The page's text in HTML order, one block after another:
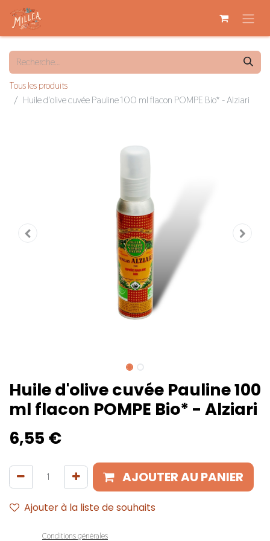
Tous les produits
Huile d'olive cuvée Pauline 100 ml flacon POMPE Bio* - Alziari
Huile d'olive cuvée Pauline 100
ml flacon POMPE Bio* - Alziari
6,55 €
AJOUTER AU PANIER
Ajouter à la liste de souhaits
Conditions générales